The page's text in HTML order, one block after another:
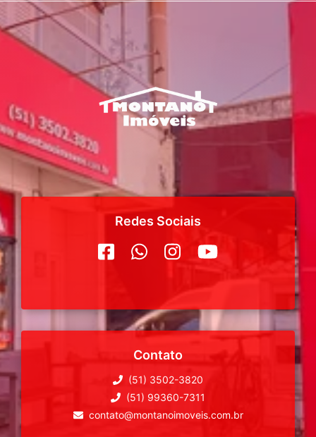
Redes Sociais
Contato
(51) 3502-3820
(51) 99360-7311
contato@montanoimoveis.com.br